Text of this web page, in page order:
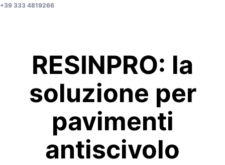
+39 333 4819266
RESINPRO: la
soluzione per
pavimenti
antiscivolo